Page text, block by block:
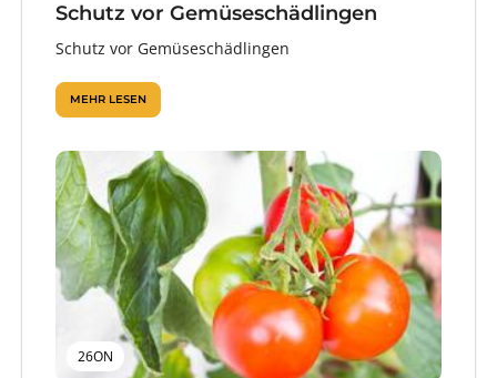
Schutz vor Gemüseschädlingen
Schutz vor Gemüseschädlingen
MEHR LESEN
26ON